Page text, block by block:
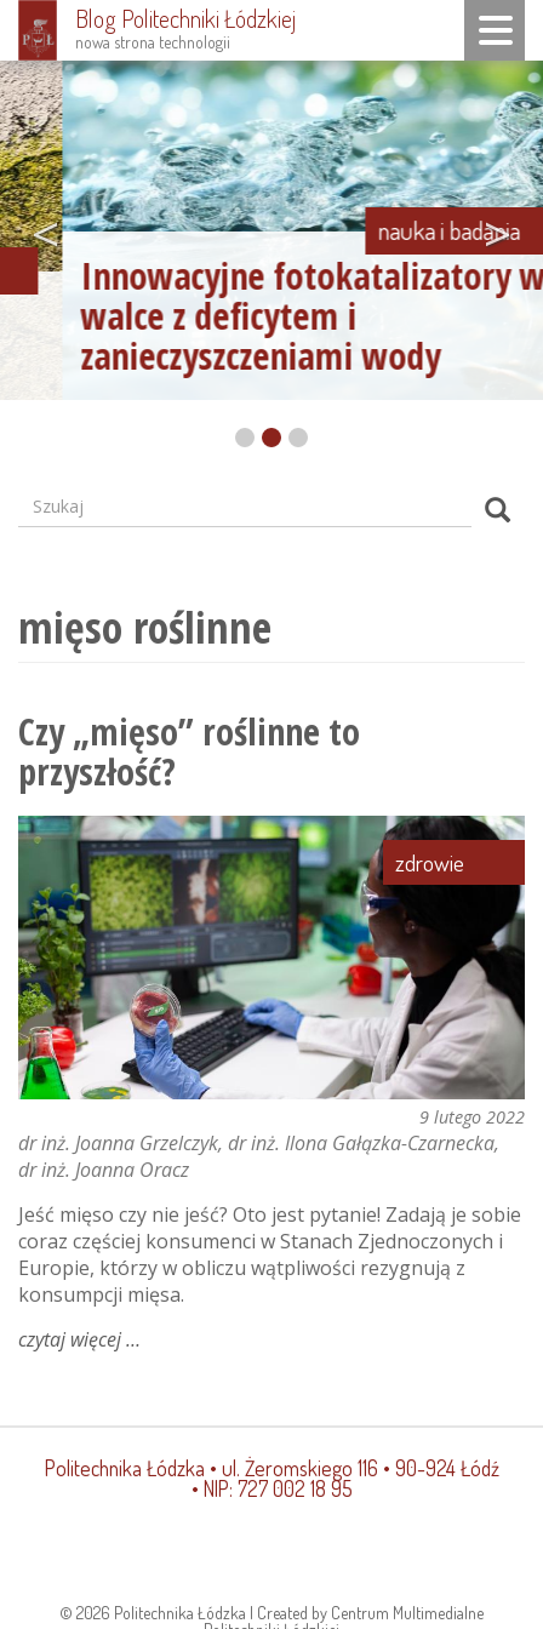
Przejdź
do
treści
Blog Politechniki Łódzkiej
nowa strona technologii
Toggle
Innowacyjne fotokatalizatory w
walce z deficytem i
zanieczyszczeniami wody
nauka i badania
< >
Formularz
Szukaj
mięso roślinne
Czy „mięso” roślinne to
przyszłość?
zdrowie
9 lutego 2022
dr inż. Joanna Grzelczyk dr inż. Ilona Gałązka-Czarnecka
dr inż. Joanna Oracz
Jeść mięso czy nie jeść? Oto jest pytanie! Zadają je sobie
coraz częściej konsumenci w Stanach Zjednoczonych i
Europie, którzy w obliczu wątpliwości rezygnują z
konsumpcji mięsa.
czytaj więcejo
roślinne
przyszłość?
Politechnika Łódzka • ul. Żeromskiego 116 • 90-924 Łódź
• NIP: 727 002 18 95
© 2026 Politechnika Łódzka | Created by Centrum Multimedialne